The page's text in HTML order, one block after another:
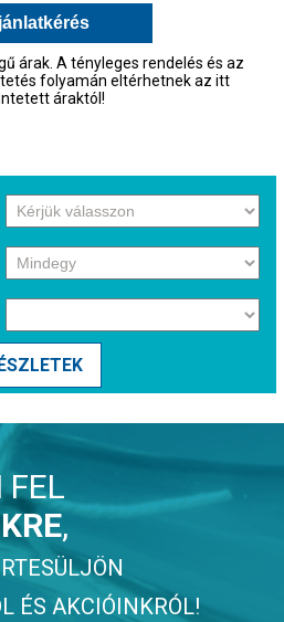
árak. A tényleges rendelés és az
folyamán eltérhetnek az itt
áraktól!
FEL
,
ÉS AKCIÓINKRÓL!